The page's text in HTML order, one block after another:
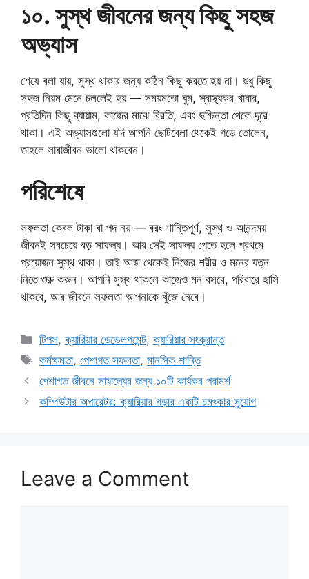
১০. সুস্থ জীবনের জন্য কিছু সহজ
অভ্যাস
শেষে বলা যায়, সুস্থ থাকার জন্য কঠিন কিছু করতে হয় না। শুধু কিছু
সহজ নিয়ম মেনে চললেই হয় — সময়মতো ঘুম, স্বাস্থ্যকর খাবার,
প্রতিদিন কিছু ব্যায়াম, কাজের মাঝে বিরতি, এবং দুশ্চিন্তা থেকে দূরে
থাকা। এই অভ্যাসগুলো যদি আপনি ছোটবেলা থেকেই গড়ে তোলেন,
তাহলে সারাজীবন ভালো থাকবেন।
পরিশেষে
সফলতা কেবল টাকা বা পদ নয় — বরং শান্তিপূর্ণ, সুস্থ ও আনন্দময়
জীবনই সবচেয়ে বড় সাফল্য। আর সেই সাফল্য পেতে হলে প্রথমে
প্রয়োজন সুস্থ থাকা। তাই আজ থেকেই নিজের শরীর ও মনের যত্ন
নিতে শুরু করুন। আপনি সুস্থ থাকলে কাজেও মন বসবে, পরিবারে হাসি
থাকবে, আর জীবনে সফলতা আপনাকে খুঁজে নেবে।
Categories
টিপস,ক্যারিয়ার ডেভেলপমেন্ট,ক্যারিয়ার সংক্রান্ত
Tags
কর্মক্ষমতা,পেশাগত সফলতা,মানসিক শান্তি
পেশাগত জীবনে সাফল্যের জন্য ১০টি কার্যকর পরামর্শ
কম্পিউটার অপারেটর: ক্যারিয়ার গড়ার একটি চমৎকার সুযোগ
Leave a Comment